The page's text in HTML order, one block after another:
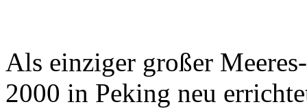
Als einziger großer
2000 in Peking neu